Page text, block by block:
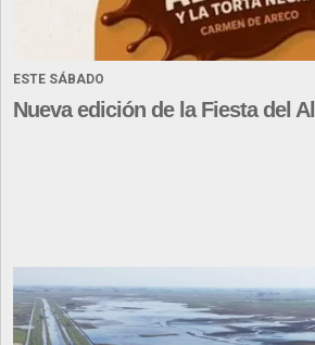
ESTE SÁBADO
Nueva edición de la Fiesta del